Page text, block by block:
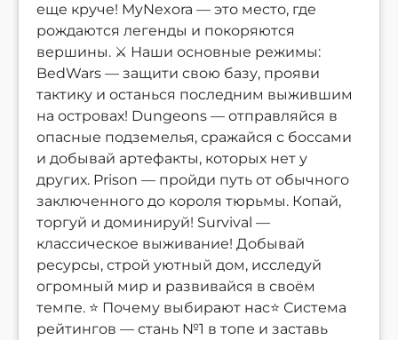
еще круче! MyNexora — это место, где
рождаются легенды и покоряются
вершины. ⚔️ Наши основные режимы:
BedWars — защити свою базу, прояви
тактику и останься последним выжившим
на островах! Dungeons — отправляйся в
опасные подземелья, сражайся с боссами
и добывай артефакты, которых нет у
других. Prison — пройди путь от обычного
заключенного до короля тюрьмы. Копай,
торгуй и доминируй! Survival —
классическое выживание! Добывай
ресурсы, строй уютный дом, исследуй
огромный мир и развивайся в своём
темпе. ⭐ Почему выбирают нас⭐ Система
рейтингов — стань №1 в топе и заставь